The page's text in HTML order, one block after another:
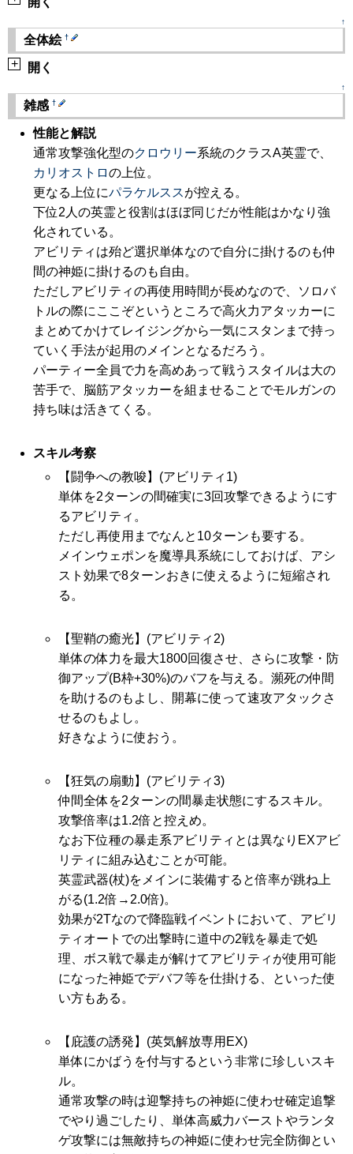
↑
全体絵 †
+ 開く
↑
雑感 †
性能と解説
通常攻撃強化型のクロウリー系統のクラスA英霊で、
カリオストロの上位。
更なる上位にパラケルススが控える。
下位2人の英霊と役割はほぼ同じだが性能はかなり強
化されている。
アビリティは殆ど選択単体なので自分に掛けるのも仲
間の神姫に掛けるのも自由。
ただしアビリティの再使用時間が長めなので、ソロバ
トルの際にここぞというところで高火力アタッカーに
まとめてかけてレイジングから一気にスタンまで持っ
ていく手法が起用のメインとなるだろう。
パーティー全員で力を高めあって戦うスタイルは大の
苦手で、脳筋アタッカーを組ませることでモルガンの
持ち味は活きてくる。
スキル考察
【闘争への教唆】(アビリティ1)
単体を2ターンの間確実に3回攻撃できるようにす
るアビリティ。
ただし再使用までなんと10ターンも要する。
メインウェポンを魔導具系統にしておけば、アシ
スト効果で8ターンおきに使えるように短縮され
る。
【聖鞘の癒光】(アビリティ2)
単体の体力を最大1800回復させ、さらに攻撃・防
御アップ(B枠+30%)のバフを与える。瀕死の仲間
を助けるのもよし、開幕に使って速攻アタックさ
せるのもよし。
好きなように使おう。
【狂気の扇動】(アビリティ3)
仲間全体を2ターンの間暴走状態にするスキル。
攻撃倍率は1.2倍と控えめ。
なお下位種の暴走系アビリティとは異なりEXアビ
リティに組み込むことが可能。
英霊武器(杖)をメインに装備すると倍率が跳ね上
がる(1.2倍→2.0倍)。
効果が2Tなので降臨戦イベントにおいて、アビリ
ティオートでの出撃時に道中の2戦を暴走で処
理、ボス戦で暴走が解けてアビリティが使用可能
になった神姫でデバフ等を仕掛ける、といった使
い方もある。
【庇護の誘発】(英気解放専用EX)
単体にかばうを付与するという非常に珍しいスキ
ル。
通常攻撃の時は迎撃持ちの神姫に使わせ確定追撃
でやり過ごしたり、単体高威力バーストやランタ
ゲ攻撃には無敵持ちの神姫に使わせ完全防御とい